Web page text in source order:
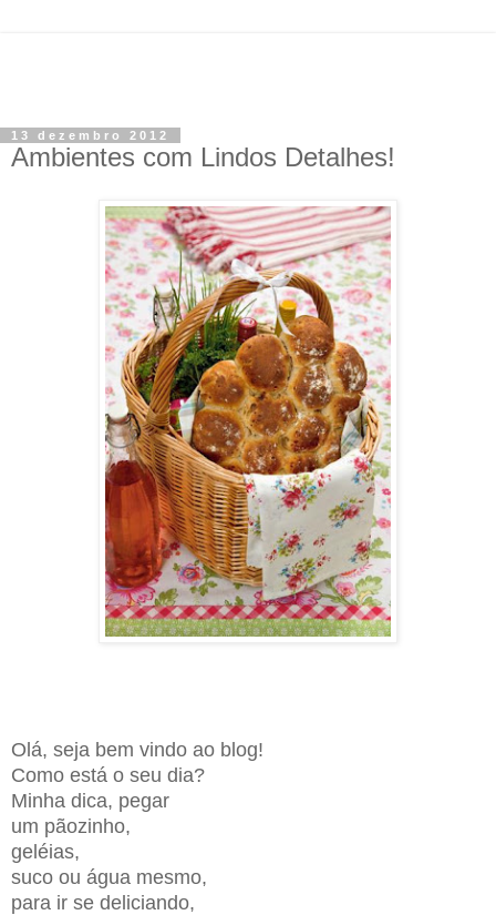
13 dezembro 2012
Ambientes com Lindos Detalhes!
Olá, seja bem vindo ao blog!
Como está o seu dia?
Minha dica, pegar
um pãozinho,
geléias,
suco ou água mesmo,
para ir se deliciando,